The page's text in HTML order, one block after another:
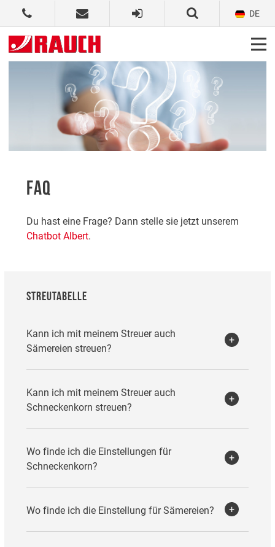
DE
FAQ
Du hast eine Frage? Dann stelle sie jetzt unserem
Chatbot Albert.
STREUTABELLE
Kann ich mit meinem Streuer auch
Sämereien streuen?
Kann ich mit meinem Streuer auch
Schneckenkorn streuen?
Wo finde ich die Einstellungen für
Schneckenkorn?
Wo finde ich die Einstellung für Sämereien?